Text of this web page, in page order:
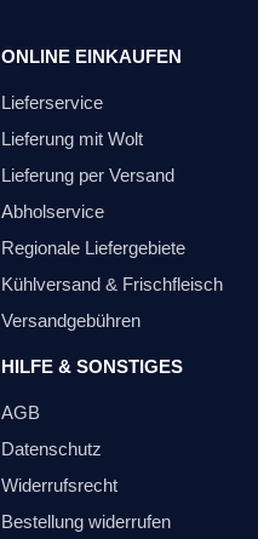
ONLINE EINKAUFEN
Lieferservice
Lieferung mit Wolt
Lieferung per Versand
Abholservice
Regionale Liefergebiete
Kühlversand & Frischfleisch
Versandgebühren
HILFE & SONSTIGES
AGB
Datenschutz
Widerrufsrecht
Bestellung widerrufen